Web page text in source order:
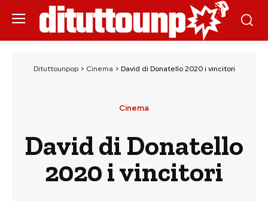
Dituttounpop> Cinema > David di Donatello 2020 i vincitori
Cinema
David di Donatello
2020 i vincitori